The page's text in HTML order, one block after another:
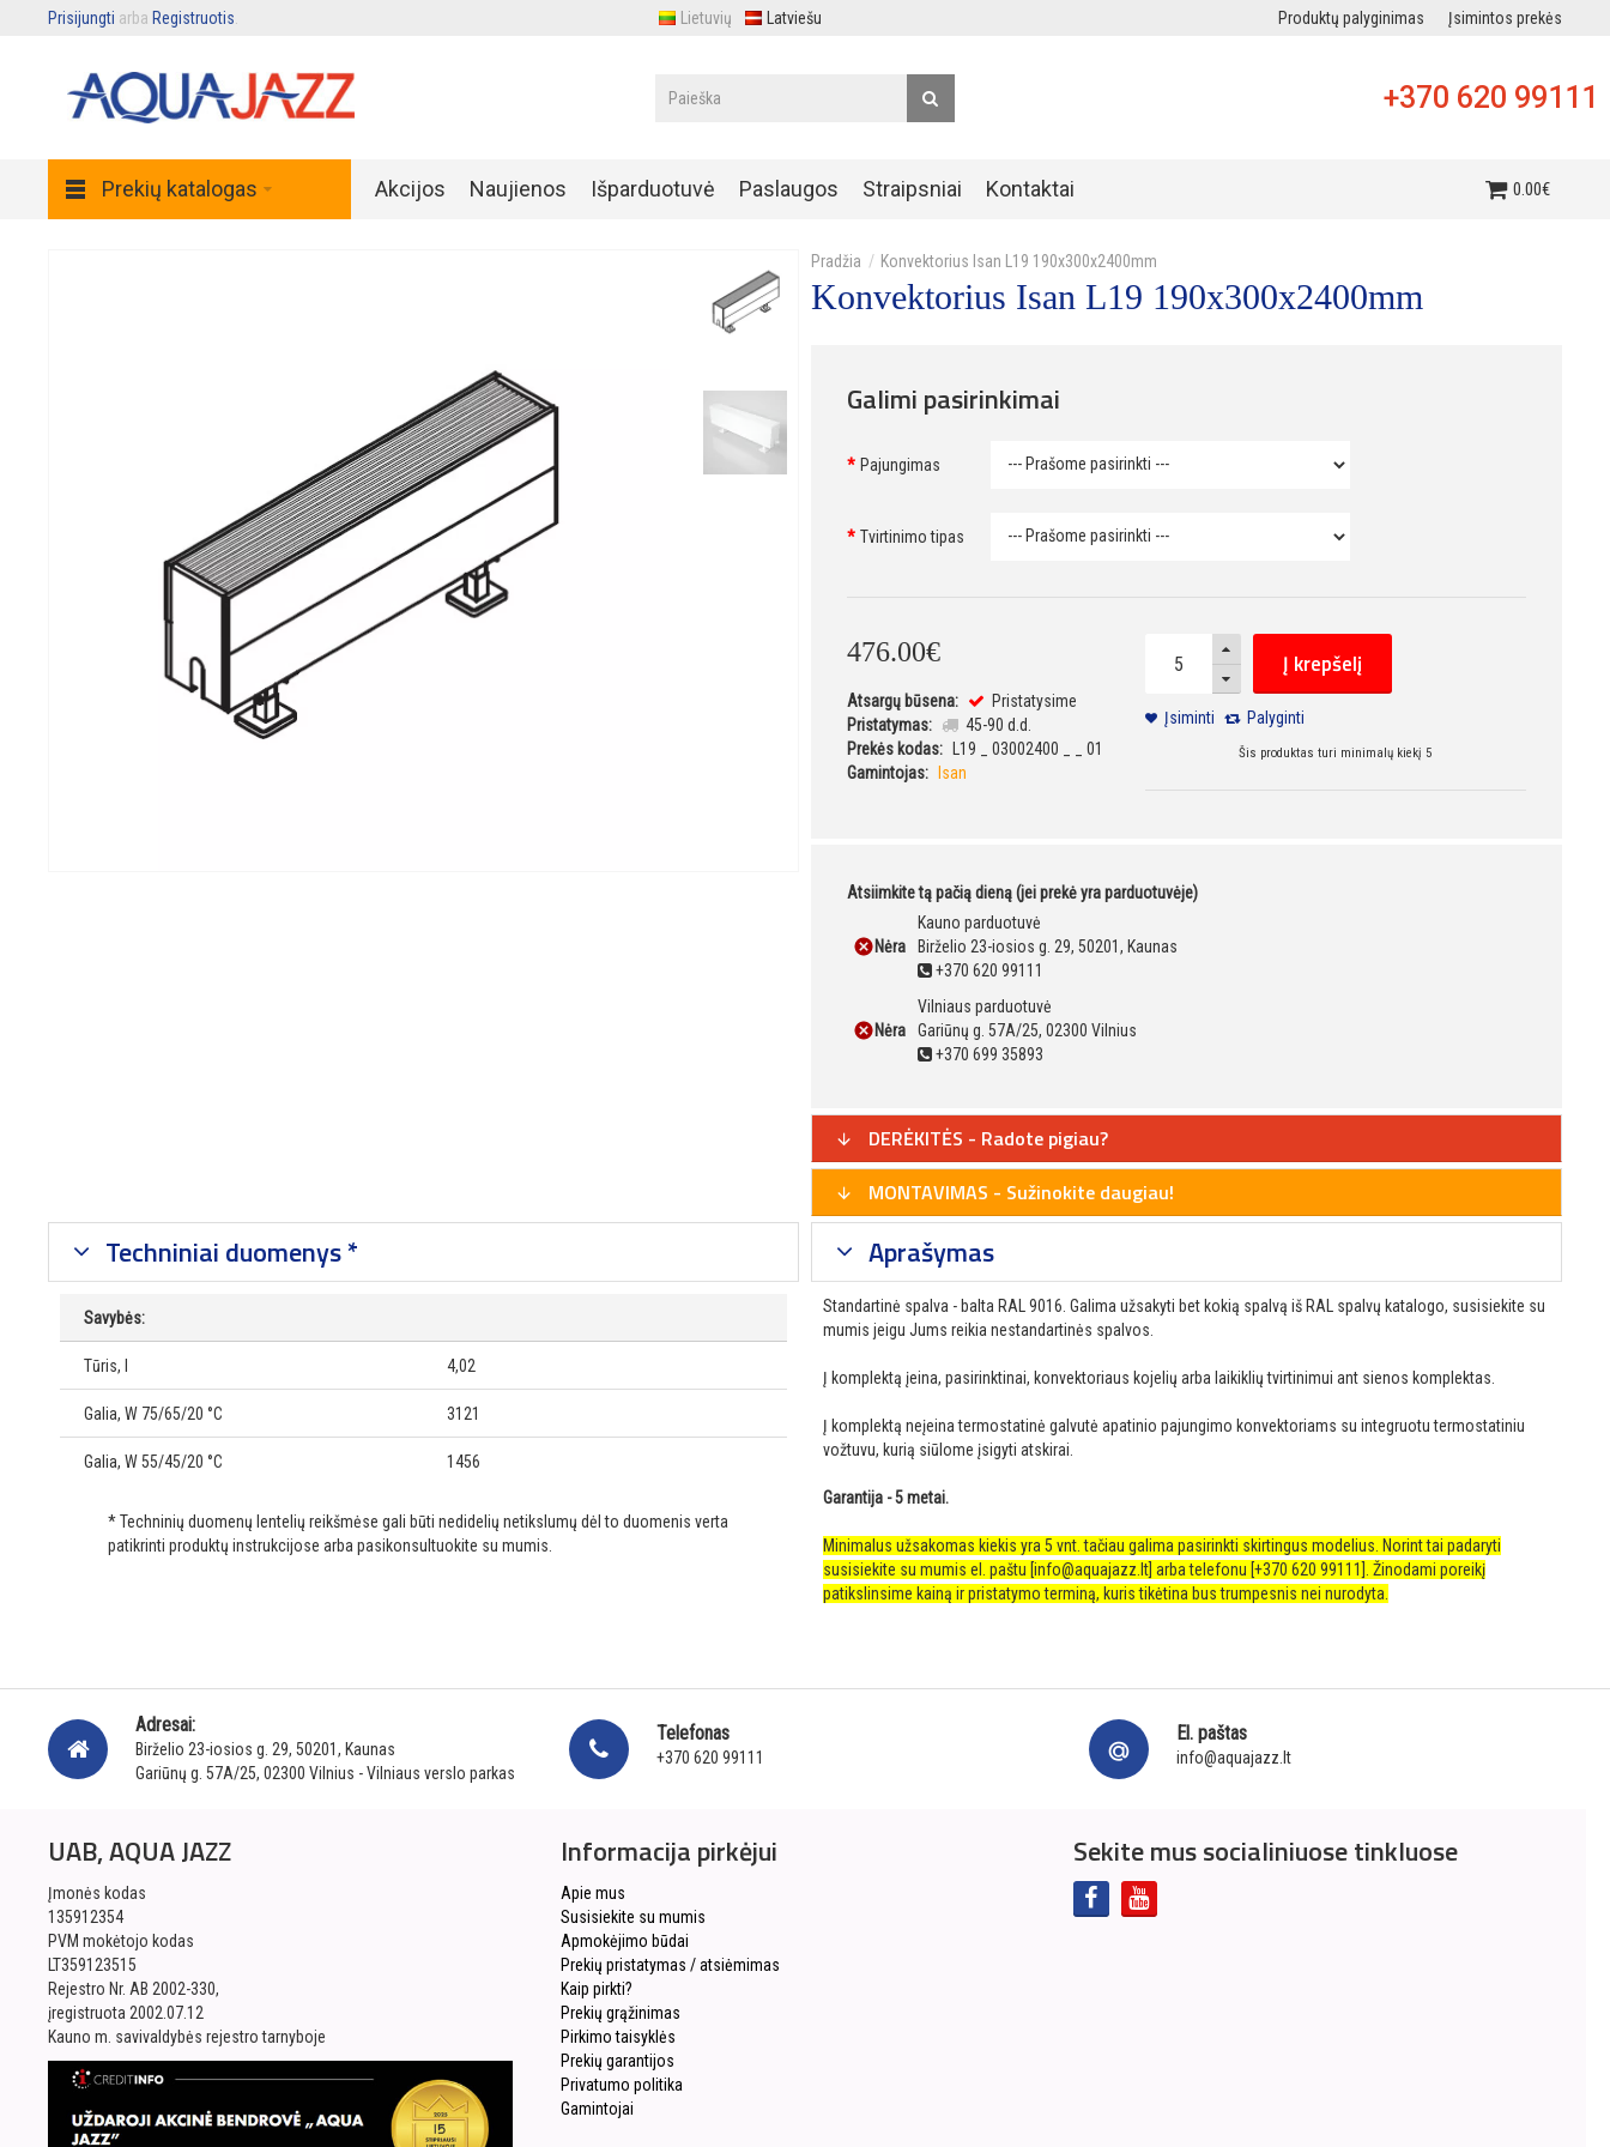
Prisijungti arba Registruotis Lietuvių Latviešu Produktų palyginimas Įsimintos prekės
+370 620 99111
Prekių katalogas Akcijos Naujienos Išparduotuvė Paslaugos Straipsniai Kontaktai 0.00€
Konvektorius Isan L19 190x300x2400mm
Konvektorius Isan L19 190x300x2400mm
Galimi pasirinkimai
Pajungimas
Tvirtinimo tipas
476.00€
Atsargų būsena:
Pristatysime
Pristatymas:
45-90 d.d.
Prekės kodas:
L19 _ 03002400 _ _ 01
Gamintojas:
Isan
Į krepšelį
Įsiminti Palyginti
Šis produktas turi minimalų kiekį 5
Atsiimkite tą pačią dieną (jei prekė yra parduotuvėje)
Nėra
Kauno parduotuvė
Birželio 23-iosios g. 29, 50201, Kaunas
+370 620 99111
Nėra
Vilniaus parduotuvė
Gariūnų g. 57A/25, 02300 Vilnius
+370 699 35893
DERĖKITĖS - Radote pigiau?
MONTAVIMAS - Sužinokite daugiau!
Techniniai duomenys *
Savybės:
Tūris, l 4,02
Galia, W 75/65/20 °C 3121
Galia, W 55/45/20 °C 1456
* Techninių duomenų lentelių reikšmėse gali būti nedidelių netikslumų dėl to duomenis verta
patikrinti produktų instrukcijose arba pasikonsultuokite su mumis.
Aprašymas
Standartinė spalva - balta RAL 9016. Galima užsakyti bet kokią spalvą iš RAL spalvų katalogo, susisiekite su
mumis jeigu Jums reikia nestandartinės spalvos.
Į komplektą įeina, pasirinktinai, konvektoriaus kojelių arba laikiklių tvirtinimui ant sienos komplektas.
Į komplektą neįeina termostatinė galvutė apatinio pajungimo konvektoriams su integruotu termostatiniu
vožtuvu, kurią siūlome įsigyti atskirai.
Garantija - 5 metai.
Minimalus užsakomas kiekis yra 5 vnt. tačiau galima pasirinkti skirtingus modelius. Norint tai padaryti
susisiekite su mumis el. paštu [info@aquajazz.lt ] arba telefonu [+370 620 99111]. Žinodami poreikį
patikslinsime kainą ir pristatymo terminą, kuris tikėtina bus trumpesnis nei nurodyta.
Adresai:
Birželio 23-iosios g. 29, 50201, Kaunas
Gariūnų g. 57A/25, 02300 Vilnius - Vilniaus verslo parkas
Telefonas
+370 620 99111
El. paštas
info@aquajazz.lt
UAB, AQUA JAZZ
Įmonės kodas
135912354
PVM mokėtojo kodas
LT359123515
Rejestro Nr. AB 2002-330,
įregistruota 2002.07.12
Kauno m. savivaldybės rejestro tarnyboje
Informacija pirkėjui
Apie mus
Susisiekite su mumis
Apmokėjimo būdai
Prekių pristatymas / atsiėmimas
Kaip pirkti?
Prekių grąžinimas
Pirkimo taisyklės
Prekių garantijos
Privatumo politika
Gamintojai
Sekite mus socialiniuose tinkluose